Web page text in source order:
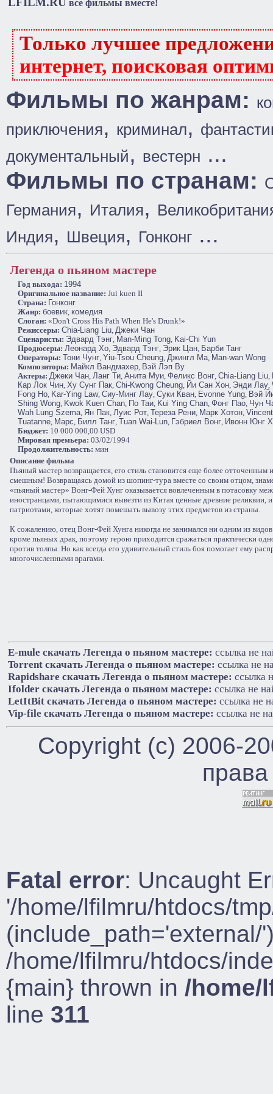
все фильмы вместе!
Только лучшее
интернет, поисковая
Фильмы по жанрам:
приключения, криминал,
документальный, вестерн ...
Фильмы по странам:
Германия, Италия,
Индия, Швеция, Гонконг ...
Легенда о пьяном мастере
Год выхода: 1994
Оригинальное название: Jui kuen II
Cтрана:
Гонконг
Жанр: боевик, комедия
Слоган: «Don't Cross His Path When He's Drunk!»
Режиссеры: Chia-Liang Liu, Джеки Чан
Сценаристы: Эдвард Тэнг, Man-Ming Tong, Kai-Chi Yun
Продюсеры: Леонард Хо, Эдвард Тэнг, Эрик Цан, Барби Танг
Операторы:
Тони Чунг, Yiu-Tsou Cheung, Джингл Ма, Man-wan Wong
Композиторы: Майкл Вандмахер, Вэй Лэп Ву
Актеры: Джеки Чан, Ланг Ти, Анита Муи, Феликс Вонг, Chia-Liang Liu,
Кар Лок Чин, Ху Сунг Пак, Chi-Kwong Cheung, Йи Сан Хон, Энди Лау,
Fong Ho, Kar-Ying Law, Сиу-Минг Лау, Суки Кван, Evonne Yung, Вэй
Shing Wong, Kwok Kuen Chan, По Таи, Kui Ying Chan, Фонг Пао, Чун
Wah Lung Szema, Ян Пак, Луис Рот, Тереза Рени, Марк Хотон, Vincent
Tuatanne, Марс, Билл Танг, Tuan Wai-Lun, Гэбриел Вонг, Ивонн Юнг
Бюджет: 10 000 000,00 USD
Мировая премьера: 03/02/1994
Продолжительность: мин
Описание фильма
Пьяный мастер возвращается, его стиль становится еще более отточенным и
смешным! Возвращаясь домой из шопинг-тура вместе со своим отцом,
«пьяный мастер» Вонг-Фей Хунг оказывается вовлеченным в потасовку
иностранцами, пытающимися вывезти из Китая ценные древние реликвии, и
патриотами, которые хотят помешать вывозу этих предметов из страны.
К сожалению, отец Вонг-Фей Хунга никогда не занимался ни одним из
кроме пьяных драк, поэтому герою приходится сражаться практически
против толпы. Но как всегда его удивительный стиль боя помогает ему
многочисленными врагами.
E-mule cкачать Легенда о пьяном мастере: ссылка не
Torrent cкачать Легенда о пьяном мастере: ссылка не
Rapidshare cкачать Легенда о пьяном мастере: ссылка
Ifolder cкачать Легенда о пьяном мастере: ссылка не
LetItBit cкачать Легенда о пьяном мастере: ссылка не
Vip-file cкачать Легенда о пьяном мастере: ссылка не
Copyright (c) 2006-
Fatal error: Uncaught
'/home/lfilmru/htdocs/
(include_path='external/
/home/lfilmru/htdocs/
{main} thrown in /home/
line 311